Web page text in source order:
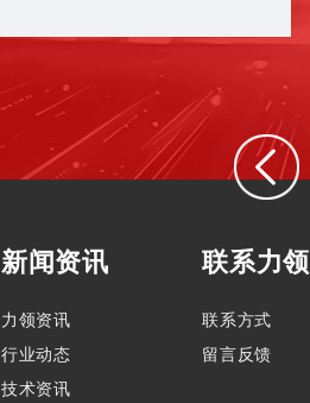
新闻资讯
力领资讯
行业动态
技术资讯
联系力领
联系方式
留言反馈